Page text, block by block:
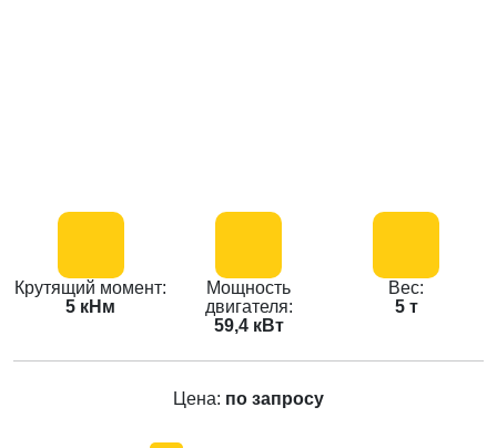
Крутящий момент:
5 кНм
Мощность
двигателя:
59,4 кВт
Вес:
5 т
Цена: по запросу